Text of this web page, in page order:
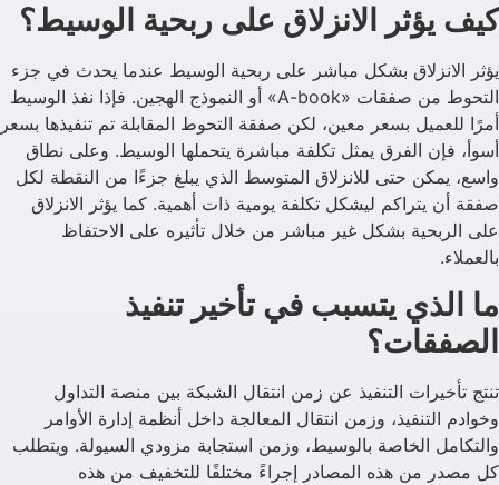
كيف يؤثر الانزلاق على ربحية الوسيط؟
يؤثر الانزلاق بشكل مباشر على ربحية الوسيط عندما يحدث في جزء
التحوط من صفقات «A-book» أو النموذج الهجين. فإذا نفذ الوسيط
أمرًا للعميل بسعر معين، لكن صفقة التحوط المقابلة تم تنفيذها بسعر
أسوأ، فإن الفرق يمثل تكلفة مباشرة يتحملها الوسيط. وعلى نطاق
واسع، يمكن حتى للانزلاق المتوسط الذي يبلغ جزءًا من النقطة لكل
صفقة أن يتراكم ليشكل تكلفة يومية ذات أهمية. كما يؤثر الانزلاق
على الربحية بشكل غير مباشر من خلال تأثيره على الاحتفاظ
بالعملاء.
ما الذي يتسبب في تأخير تنفيذ
الصفقات؟
تنتج تأخيرات التنفيذ عن زمن انتقال الشبكة بين منصة التداول
وخوادم التنفيذ، وزمن انتقال المعالجة داخل أنظمة إدارة الأوامر
والتكامل الخاصة بالوسيط، وزمن استجابة مزودي السيولة. ويتطلب
كل مصدر من هذه المصادر إجراءً مختلفًا للتخفيف من هذه